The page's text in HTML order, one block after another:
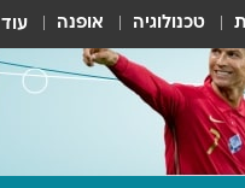
טכנולוגיה אופנה עוד